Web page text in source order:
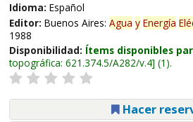
Idioma: Español
Editor: Buenos Aires: Agua y Energía
1988
Disponibilidad: Ítems disponibles
topográfica: 621.374.5/A282/v.4 (1).
Hacer